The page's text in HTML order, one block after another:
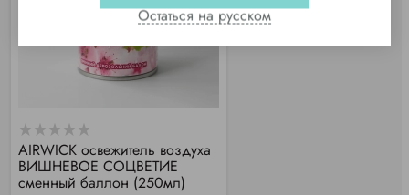
АIRWICK освежитель воздуха
ВИШНЕВОЕ СОЦВЕТИЕ
сменный баллон (250мл)
Остаться на русском